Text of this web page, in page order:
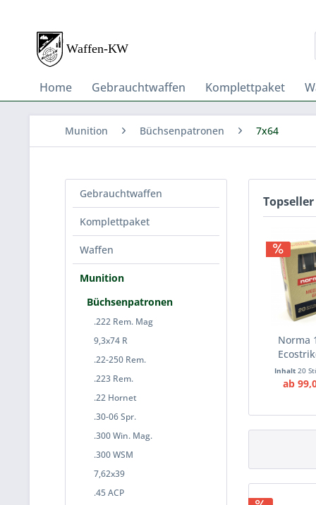
Home Gebrauchtwaffen Komplettpaket
Munition Büchsenpatronen 7x64
Gebrauchtwaffen
Komplettpaket
Waffen
Munition
Büchsenpatronen
.222 Rem. Mag
9,3x74 R
.22-250 Rem.
.223 Rem.
.22 Hornet
.30-06 Spr.
.300 Win. Mag.
.300 WSM
7,62x39
.45 ACP
Topseller
Norma
Inhalt20
ab